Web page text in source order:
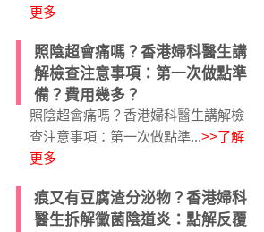
更多
照陰超會痛嗎？香港婦科醫生講
解檢查注意事項：第一次做點準
備？費用幾多？
照陰超會痛嗎？香港婦科醫生講解檢
查注意事項：第一次做點準...>>了解
更多
痕又有豆腐渣分泌物？香港婦科
醫生拆解黴菌陰道炎：點解反覆